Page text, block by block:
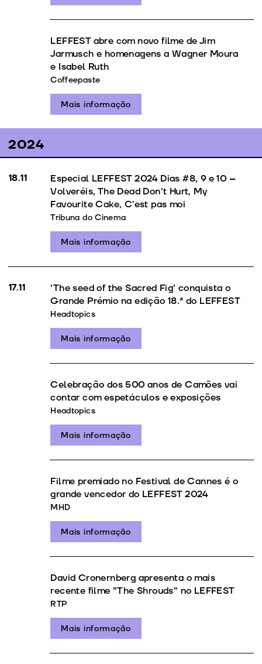
LEFFEST abre com novo filme de Jim
Jarmusch e homenagens a Wagner Moura
e Isabel Ruth
Coffeepaste
Mais informação
2024
18.11
Especial LEFFEST 2024 Dias #8, 9 e 10 –
Volveréis, The Dead Don’t Hurt, My
Favourite Cake, C’est pas moi
Tribuna do Cinema
Mais informação
17.11
'The seed of the Sacred Fig' conquista o
Grande Prémio na edição 18.ª do LEFFEST
Headtopics
Mais informação
Celebração dos 500 anos de Camões vai
contar com espetáculos e exposições
Headtopics
Mais informação
Filme premiado no Festival de Cannes é o
grande vencedor do LEFFEST 2024
MHD
Mais informação
David Cronernberg apresenta o mais
recente filme "The Shrouds" no LEFFEST
RTP
Mais informação